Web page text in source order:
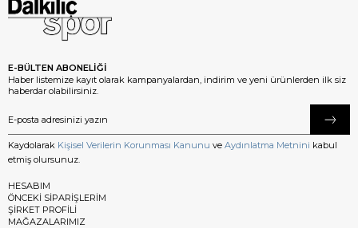
E-BÜLTEN ABONELİĞİ
Haber listemize kayıt olarak kampanyalardan, indirim ve yeni ürünlerden ilk siz
haberdar olabilirsiniz.
Kaydolarak Kişisel Verilerin Korunması Kanunu ve Aydınlatma Metnini kabul
etmiş olursunuz.
HESABIM
ÖNCEKİ SİPARİŞLERİM
ŞİRKET PROFİLİ
MAĞAZALARIMIZ